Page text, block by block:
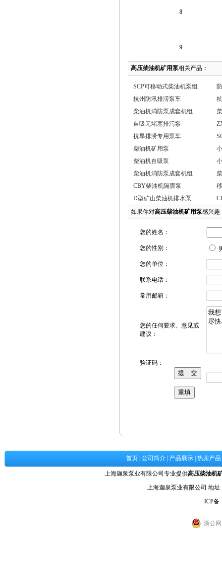
8
9
高压柴油机矿用泵相关产品：
SCP可移动式柴油机泵组
杭州防汛排涝泵车
柴油机消防泵成套机组
自吸无堵塞排污泵
抗旱排涝专用泵车
柴油机矿用泵
柴油机自吸泵
柴油机消防泵成套机组
CBY柴油机隔膜泵
D型矿山柴油机排水泵
如果你对高压柴油机矿用泵感兴趣
您的姓名：
您的性别：
您的单位：
联系电话：
常用邮箱：
您的任何要求、意见或
建议：
验证码：
首页 公司简介 产品展示 热卖产品
上海迦泉泵业有限公司专业提供高压柴油机
上海迦泉泵业有限公司 地
ICP备
浙公网